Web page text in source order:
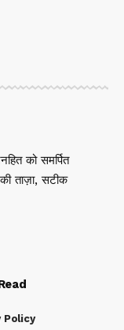
को समर्पित
ताज़ा, सटीक
Policy